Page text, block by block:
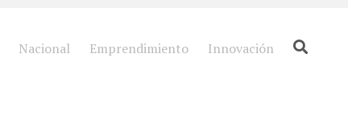
Nacional Emprendimiento Innovación